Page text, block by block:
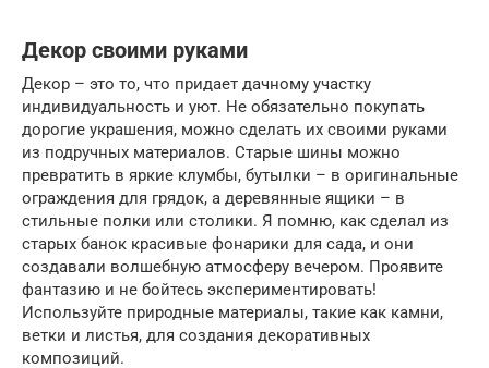
Декор своими руками
Декор – это то, что придает дачному участку
индивидуальность и уют. Не обязательно покупать
дорогие украшения, можно сделать их своими руками
из подручных материалов. Старые шины можно
превратить в яркие клумбы, бутылки – в оригинальные
ограждения для грядок, а деревянные ящики – в
стильные полки или столики. Я помню, как сделал из
старых банок красивые фонарики для сада, и они
создавали волшебную атмосферу вечером. Проявите
фантазию и не бойтесь экспериментировать!
Используйте природные материалы, такие как камни,
ветки и листья, для создания декоративных
композиций.